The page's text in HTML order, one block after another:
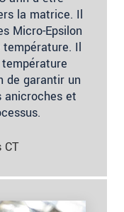
la matrice. Il
Micro-Epsilon
Il
de garantir un
anicroches et
CT